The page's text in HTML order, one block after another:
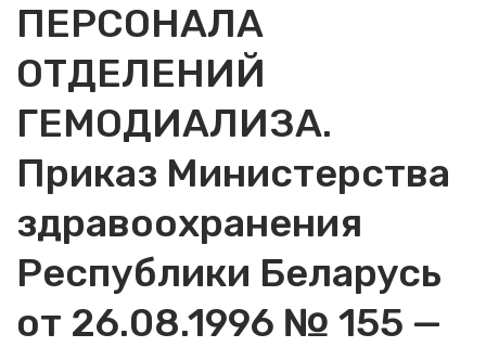
ПЕРСОНАЛА
ОТДЕЛЕНИЙ
ГЕМОДИАЛИЗА.
Приказ Министерства
здравоохранения
Республики Беларусь
от 26.08.1996 № 155 —